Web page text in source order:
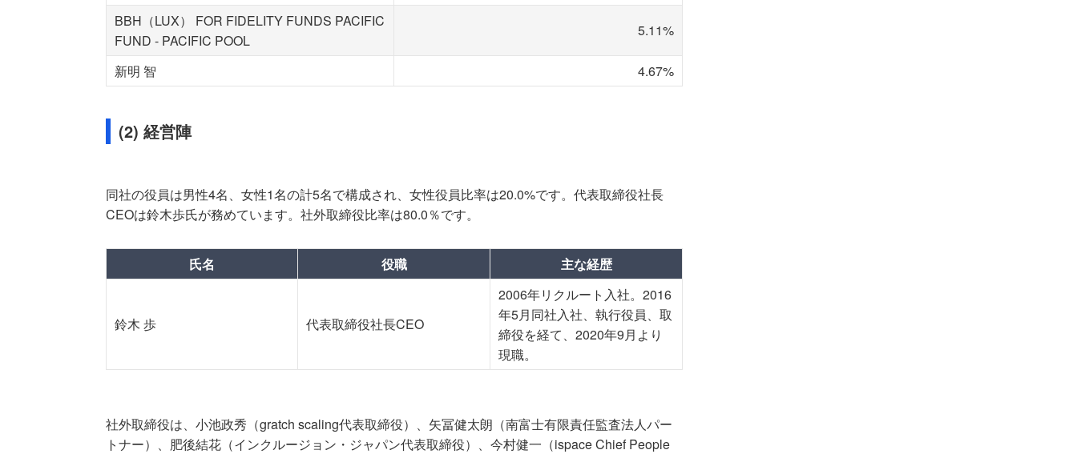
BBH（LUX） FOR FIDELITY FUNDS PACIFIC
FUND - PACIFIC POOL
5.11%
新明 智 4.67%
(2) 経営陣
同社の役員は男性4名、女性1名の計5名で構成され、女性役員比率は20.0%です。代表取締役社長
CEOは鈴木歩氏が務めています。社外取締役比率は80.0％です。
氏名 役職 主な経歴
鈴木 歩 代表取締役社長CEO
2006年リクルート入社。2016
年5月同社入社、執行役員、取
締役を経て、2020年9月より
現職。
社外取締役は、小池政秀（gratch scaling代表取締役）、矢冨健太朗（南富士有限責任監査法人パー
トナー）、肥後結花（インクルージョン・ジャパン代表取締役）、今村健一（ispace Chief People